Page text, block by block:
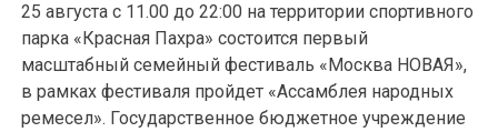
25 августа с 11.00 до 22:00 на территории спортивного
парка «Красная Пахра» состоится первый
масштабный семейный фестиваль «Москва НОВАЯ»,
в рамках фестиваля пройдет «Ассамблея народных
ремесел». Государственное бюджетное учреждение